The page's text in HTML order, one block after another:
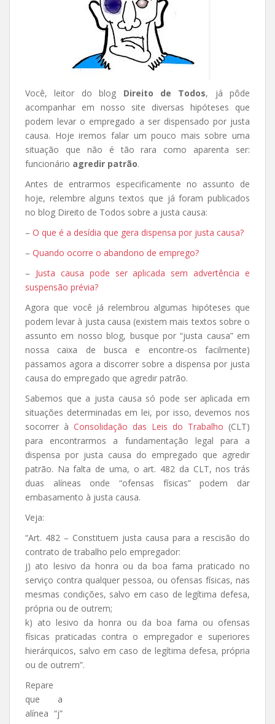
Você, leitor do blog Direito de Todos, já pôde
acompanhar em nosso site diversas hipóteses que
podem levar o empregado a ser dispensado por justa
causa. Hoje iremos falar um pouco mais sobre uma
situação que não é tão rara como aparenta ser:
funcionário agredir patrão.
Antes de entrarmos especificamente no assunto de
hoje, relembre alguns textos que já foram publicados
no blog Direito de Todos sobre a justa causa:
– O que é a desídia que gera dispensa por justa causa?
– Quando ocorre o abandono de emprego?
– Justa causa pode ser aplicada sem advertência e
suspensão prévia?
Agora que você já relembrou algumas hipóteses que
podem levar à justa causa (existem mais textos sobre o
assunto em nosso blog, busque por “justa causa” em
nossa caixa de busca e encontre-os facilmente)
passamos agora a discorrer sobre a dispensa por justa
causa do empregado que agredir patrão.
Sabemos que a justa causa só pode ser aplicada em
situações determinadas em lei, por isso, devemos nos
socorrer à Consolidação das Leis do Trabalho (CLT)
para encontrarmos a fundamentação legal para a
dispensa por justa causa do empregado que agredir
patrão. Na falta de uma, o art. 482 da CLT, nos trás
duas alíneas onde “ofensas físicas” podem dar
embasamento à justa causa.
Veja:
“Art. 482 – Constituem justa causa para a rescisão do
contrato de trabalho pelo empregador:
j) ato lesivo da honra ou da boa fama praticado no
serviço contra qualquer pessoa, ou ofensas físicas, nas
mesmas condições, salvo em caso de legítima defesa,
própria ou de outrem;
k) ato lesivo da honra ou da boa fama ou ofensas
físicas praticadas contra o empregador e superiores
hierárquicos, salvo em caso de legítima defesa, própria
ou de outrem”.
Repare
que a
alínea “j”